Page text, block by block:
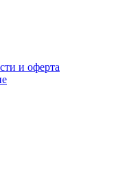
и оферта